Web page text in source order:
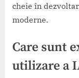
cheie în
moderne.
Care sunt
utilizare a